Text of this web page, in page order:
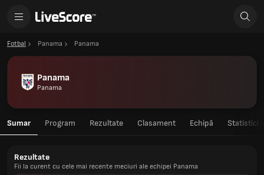
Fotbal Panama Panama
Panama
Panama
Sumar Program Rezultate Clasament Echipă Statistici
Rezultate
Fii la curent cu cele mai recente meciuri ale echipei Panama